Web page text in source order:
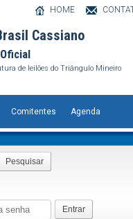
Cassiano
de leilões do Triângulo Mineiro
HOME
Comitentes Agenda
Pesquisar
Entrar